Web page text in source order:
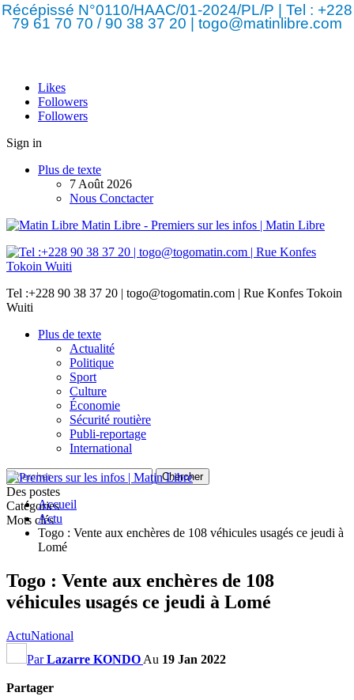
Récépissé N°0110/HAAC/01-2024/PL/P | Tel : +228
79 61 70 70 / 90 38 37 20 | togo@matinlibre.com
Likes
Followers
Followers
Sign in
Plus de texte
7 Août 2026
Nous Conctacter
Matin Libre - Premiers sur les infos | Matin Libre
Tel :+228 90 38 37 20 | togo@togomatin.com | Rue Konfes Tokoin
Wuiti
Plus de texte
Actualité
Politique
Sport
Culture
Économie
Sécurité routière
Publi-reportage
International
Des postes
Catégories
Mots clés
Accueil
Actu
Togo : Vente aux enchères de 108 véhicules usagés ce jeudi à
Lomé
Togo : Vente aux enchères de 108
véhicules usagés ce jeudi à Lomé
ActuNational
ParLazarre KONDO Au 19 Jan 2022
Partager